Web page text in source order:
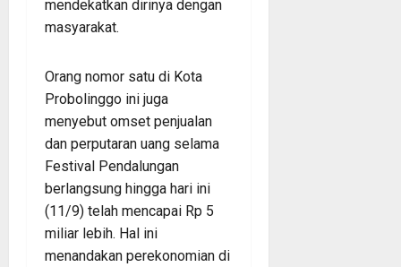
mendekatkan dirinya dengan
masyarakat.
Orang nomor satu di Kota
Probolinggo ini juga
menyebut omset penjualan
dan perputaran uang selama
Festival Pendalungan
berlangsung hingga hari ini
(11/9) telah mencapai Rp 5
miliar lebih. Hal ini
menandakan perekonomian di